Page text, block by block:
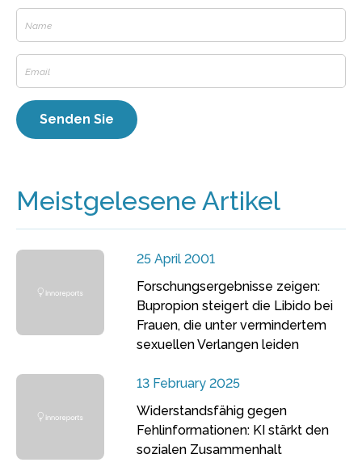
Meistgelesene Artikel
25 April 2001
Forschungsergebnisse zeigen:
Bupropion steigert die Libido bei
Frauen, die unter vermindertem
sexuellen Verlangen leiden
13 February 2025
Widerstandsfähig gegen
Fehlinformationen: KI stärkt den
sozialen Zusammenhalt